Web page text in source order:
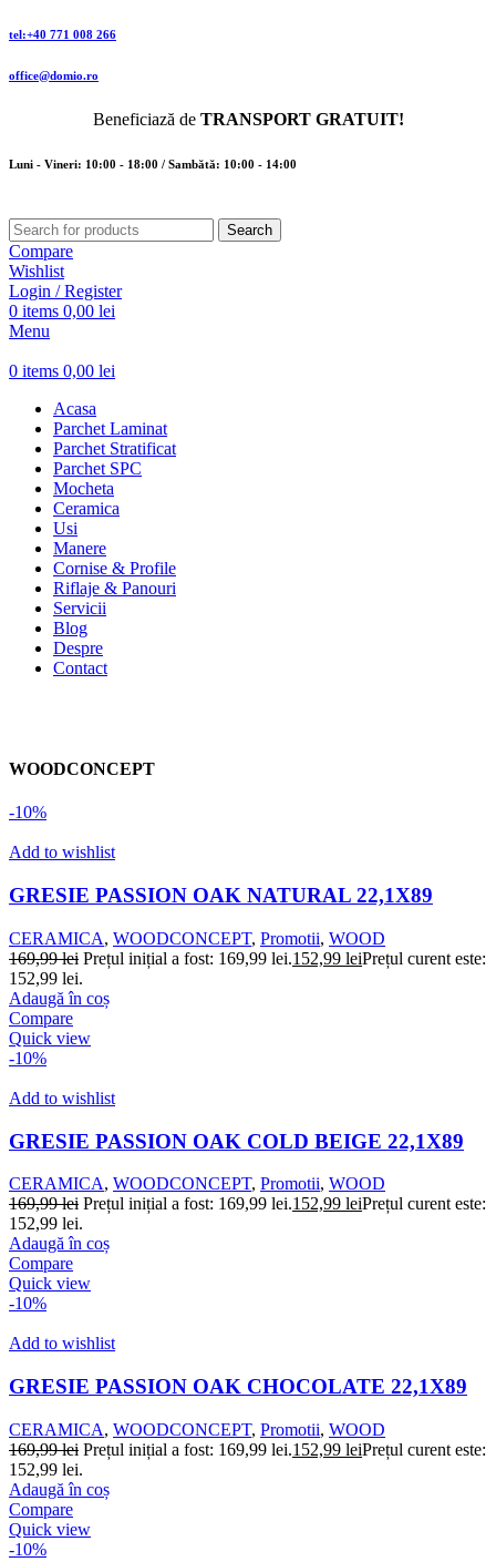
tel:+40 771 008 266
office@domio.ro
Beneficiază de TRANSPORT GRATUIT!
Luni - Vineri: 10:00 - 18:00 / Sambătă: 10:00 - 14:00
Search
Compare
Wishlist
Login / Register
0 items 0,00 lei
Menu
0 items 0,00 lei
Acasa
Parchet Laminat
Parchet Stratificat
Parchet SPC
Mocheta
Ceramica
Usi
Manere
Cornise & Profile
Riflaje & Panouri
Servicii
Blog
Despre
Contact
WOODCONCEPT
-10%
Add to wishlist
GRESIE PASSION OAK NATURAL 22,1X89
CERAMICA, WOODCONCEPT, Promotii, WOOD
169,99lei Prețul inițial a fost: 169,99 lei.152,99 leiPrețul curent este:
152,99 lei.
Adaugă în coș
Compare
Quick view
-10%
Add to wishlist
GRESIE PASSION OAK COLD BEIGE 22,1X89
CERAMICA, WOODCONCEPT, Promotii, WOOD
169,99lei Prețul inițial a fost: 169,99 lei.152,99 leiPrețul curent este:
152,99 lei.
Adaugă în coș
Compare
Quick view
-10%
Add to wishlist
GRESIE PASSION OAK CHOCOLATE 22,1X89
CERAMICA, WOODCONCEPT, Promotii, WOOD
169,99lei Prețul inițial a fost: 169,99 lei.152,99 leiPrețul curent este:
152,99 lei.
Adaugă în coș
Compare
Quick view
-10%